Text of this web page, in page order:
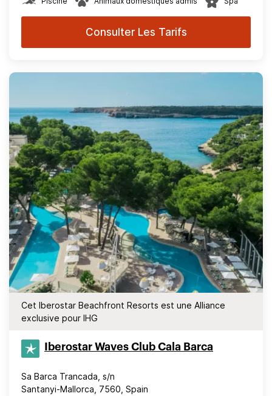
Consulter Les Tarifs
Cet Iberostar Beachfront Resorts est une Alliance
exclusive pour IHG
Iberostar Waves Club Cala Barca
Sa Barca Trancada, s/n
Santanyi-Mallorca, 7560, Spain